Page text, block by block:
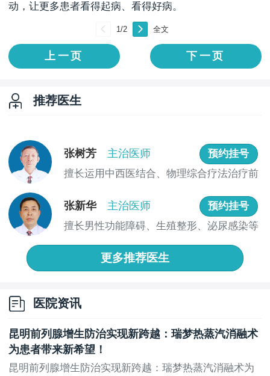
动，让更多患者看得起病、看得好病。
1/2
下一页 全文
上一页 下一页
推荐医生
张树芳 主治医师
预约挂号
擅长运用中西医结合、物理综合疗法治疗前
张新华 主治医师
预约挂号
擅长男性功能障碍、生殖整形、泌尿感染等
更多推荐医生
医院资讯
昆明前列腺增生防治实现新跨越：瑞梦热蒸汽消融术
为患者带来新希望！
昆明前列腺增生防治实现新跨越：瑞梦热蒸汽消融术为